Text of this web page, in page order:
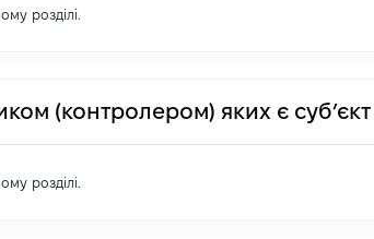
розділі.
(контролером) яких є
розділі.